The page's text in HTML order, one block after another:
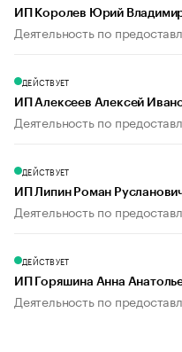
ИП Королев Юрий
Деятельность по
ДЕЙСТВУЕТ
ИП Алексеев Алексей
Деятельность по
ДЕЙСТВУЕТ
ИП Липин Роман
Деятельность по
ДЕЙСТВУЕТ
ИП Горяшина Анна
Деятельность по